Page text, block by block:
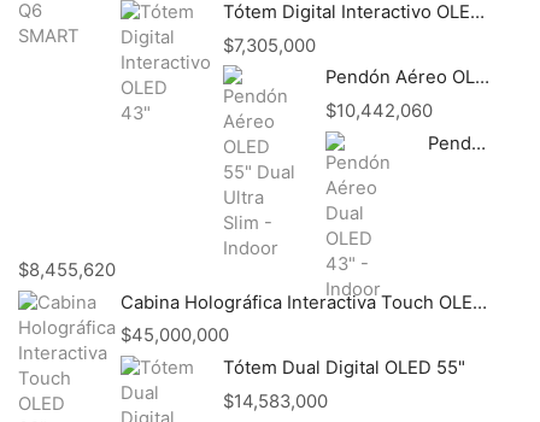
Tótem Digital Interactivo OLED 43"
$7,305,000
Pendón Aéreo OLED 55" Dual Ultra Slim - Indoor
$10,442,060
Pendón Aéreo Dual OLED 43" - Indoor
$8,455,620
Cabina Holográfica Interactiva Touch OLED 86"
$45,000,000
Tótem Dual Digital OLED 55"
$14,583,000